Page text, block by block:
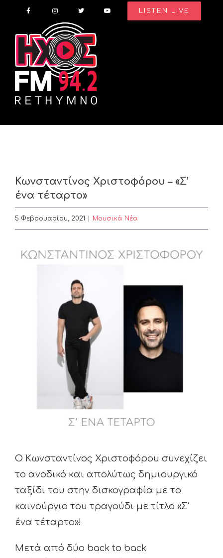
content
LISTEN LIVE
Κωνσταντίνος Χριστοφόρου – «Σ’
ένα τέταρτο»
5 Φεβρουαρίου, 2021 Μουσικά Νέα
View
Ο Κωνσταντίνος Χριστοφόρου συνεχίζει
το ανοδικό και απολύτως δημιουργικό
ταξίδι του στην δισκογραφία με το
καινούργιο του τραγούδι με τίτλο «Σ’
ένα τέταρτο»!
Μετά από δύο back to back